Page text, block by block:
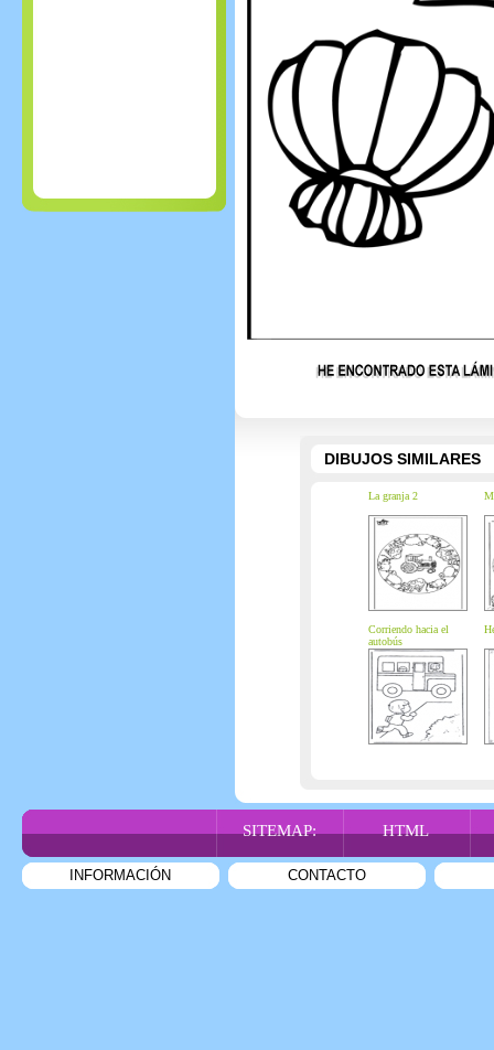
DIBUJOS SIMILARES
La granja 2
Corriendo hacia el
autobús
SITEMAP: HTML
INFORMACIÓN CONTACTO